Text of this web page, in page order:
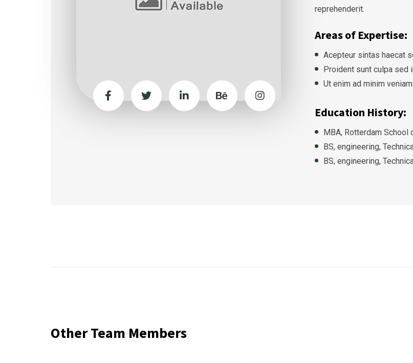
reprehenderit.
Areas of Expertise:
Acepteur sintas haecat
Proident sunt culpa sed
Ut enim ad minim veniam
Education History:
MBA, Rotterdam School
BS, engineering,
BS, engineering,
Other Team Members